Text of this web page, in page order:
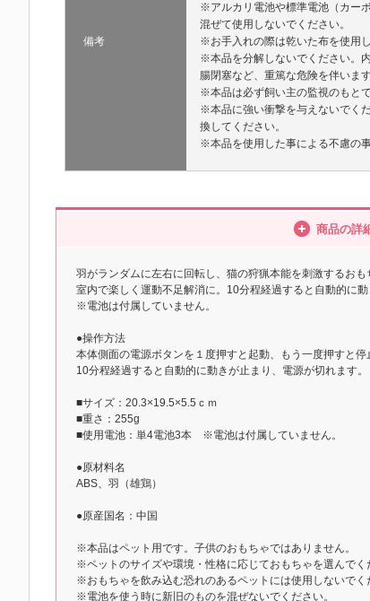
備考
※アルカリ電池や標準電池（カー
混ぜて使用しないでください。
※お手入れの際は乾いた布を使用し
※本品を分解しないでください。
腸閉塞など、重篤な危険を伴います
※本品は必ず飼い主の監視のもと
※本品に強い衝撃を与えないでく
換してください。
※本品を使用した事による不慮の
商品の詳
羽がランダムに左右に回転し、猫の狩猟本能を刺激するおも
室内で楽しく運動不足解消に。10分程経過すると自動的に動
※電池は付属していません。
●操作方法
本体側面の電源ボタンを１度押すと起動、もう一度押すと停
10分程経過すると自動的に動きが止まり、電源が切れます。
■サイズ：20.3×19.5×5.5ｃｍ
■重さ：255g
■使用電池：単4電池3本 ※電池は付属していません。
●原材料名
ABS、羽（雄鶏）
●原産国名：中国
※本品はペット用です。子供のおもちゃではありません。
※ペットのサイズや環境・性格に応じておもちゃを選んでく
※おもちゃを飲み込む恐れのあるペットには使用しないでく
※電池を使う時に新旧のものを混ぜないでください。